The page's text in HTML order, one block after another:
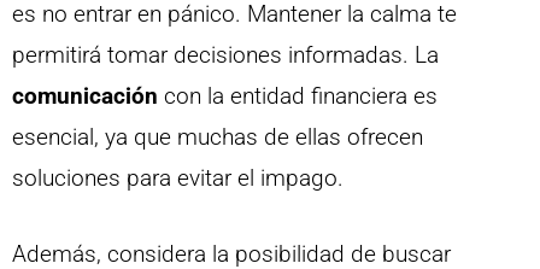
es no entrar en pánico. Mantener la calma te
permitirá tomar decisiones informadas. La
comunicación con la entidad financiera es
esencial, ya que muchas de ellas ofrecen
soluciones para evitar el impago.
Además, considera la posibilidad de buscar